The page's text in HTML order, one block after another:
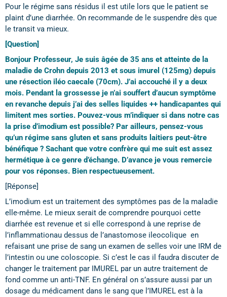
Pour le régime sans résidus il est utile lors que le patient se
plaint d’une diarrhée. On recommande de le suspendre dès que
le transit va mieux.
[Question]
Bonjour Professeur, Je suis âgée de 35 ans et atteinte de la
maladie de Crohn depuis 2013 et sous imurel (125mg) depuis
une résection iléo caecale (70cm). J’ai accouché il y a deux
mois. Pendant la grossesse je n’ai souffert d’aucun symptôme
en revanche depuis j’ai des selles liquides ++ handicapantes qui
limitent mes sorties. Pouvez-vous m’indiquer si dans notre cas
la prise d’imodium est possible? Par ailleurs, pensez-vous
qu’un régime sans gluten et sans produits laitiers peut-être
bénéfique ? Sachant que votre confrère qui me suit est assez
hermétique à ce genre d’échange. D’avance je vous remercie
pour vos réponses. Bien respectueusement.
[Réponse]
L’imodium est un traitement des symptômes pas de la maladie
elle-même. Le mieux serait de comprendre pourquoi cette
diarrhée est revenue et si elle correspond à une reprise de
l’inflammationau dessus de l’anastomose ileocolique en
refaisant une prise de sang un examen de selles voir une IRM de
l’intestin ou une coloscopie. Si c’est le cas il faudra discuter de
changer le traitement par IMUREL par un autre traitement de
fond comme un anti-TNF. En général on s’assure aussi par un
dosage du médicament dans le sang que l’IMUREL est à la